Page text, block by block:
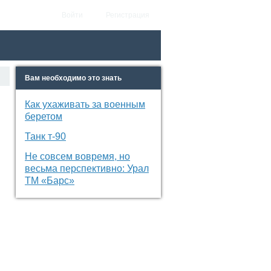
Вам необходимо это знать
Как ухаживать за военным
беретом
Танк т-90
Не совсем вовремя, но
весьма перспективно: Урал
ТМ «Барс»